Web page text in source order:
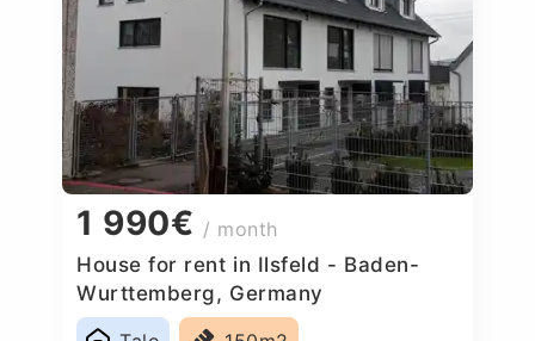
1 990€ / month
House for rent in Ilsfeld - Baden-
Wurttemberg, Germany